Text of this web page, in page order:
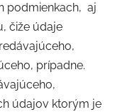
podmienkach, aj
čiže údaje
prípadne.
údajov ktorým je